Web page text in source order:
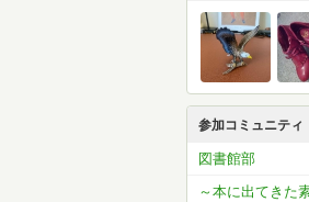
参加コミュニティ
図書館部
～本に出てきた